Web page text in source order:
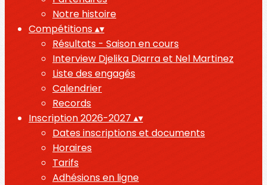
Notre histoire
Compétitions▴▾
Résultats - Saison en cours
Interview Djelika Diarra et Nel Martinez
Liste des engagés
Calendrier
Records
Inscription 2026-2027 ▴▾
Dates inscriptions et documents
Horaires
Tarifs
Adhésions en ligne